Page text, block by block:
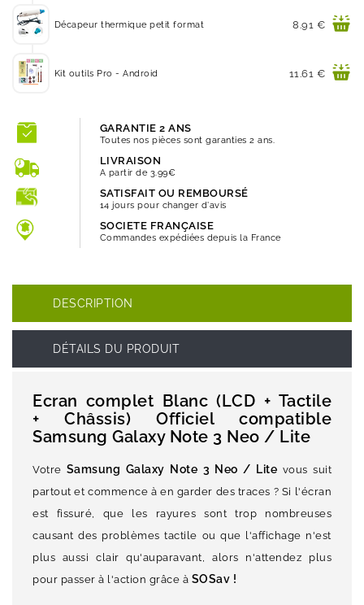
Décapeur thermique petit format Prix
8.91 €
Kit outils Pro - Android Prix
11.61 €
GARANTIE 2 ANS
Toutes nos pièces sont garanties 2 ans.
LIVRAISON
A partir de 3.99€
SATISFAIT OU REMBOURSÉ
14 jours pour changer d'avis
SOCIETE FRANÇAISE
Commandes expédiées depuis la France
DESCRIPTION
DÉTAILS DU PRODUIT
Ecran complet Blanc (LCD + Tactile
+ Châssis) Officiel compatible
Samsung Galaxy Note 3 Neo / Lite
Votre Samsung Galaxy Note 3 Neo / Lite vous suit
partout et commence à en garder des traces ? Si l'écran
est fissuré, que les rayures sont trop nombreuses
causant des problèmes tactile ou que l'affichage n'est
plus aussi clair qu'auparavant, alors n'attendez plus
pour passer à l'action grâce à SOSav !